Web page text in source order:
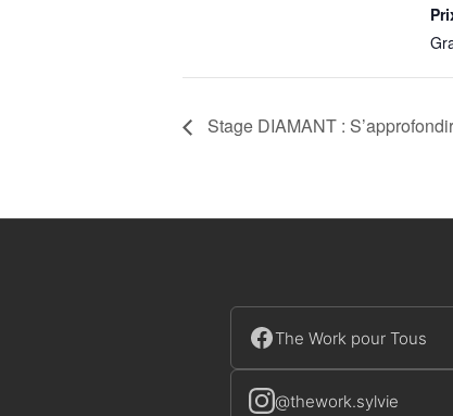
Stage DIAMANT :
The Work pour Tous
@thework.sylvie